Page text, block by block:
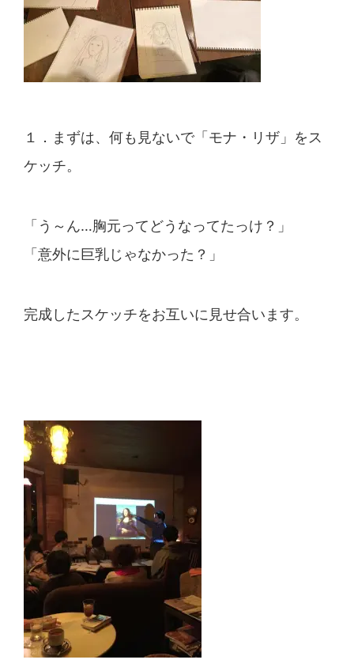
１．まずは、何も見ないで「モナ・リザ」をス
ケッチ。
「う～ん…胸元ってどうなってたっけ？」
「意外に巨乳じゃなかった？」
完成したスケッチをお互いに見せ合います。